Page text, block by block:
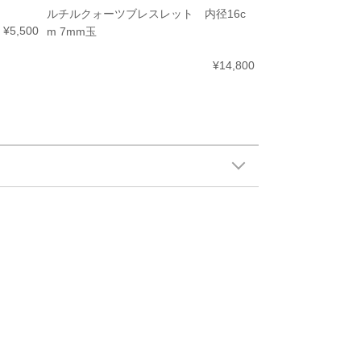
¥5,500
ルチルクォーツブレスレット 内径16c
m 7mm玉
¥14,800